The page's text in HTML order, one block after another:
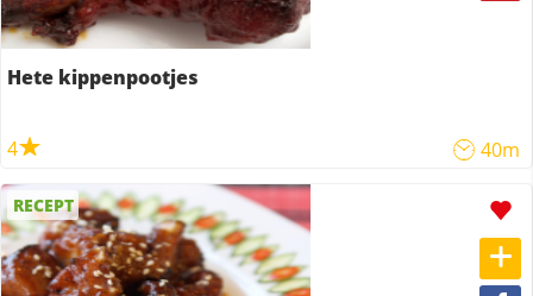
Hete kippenpootjes
4 40m
RECEPT